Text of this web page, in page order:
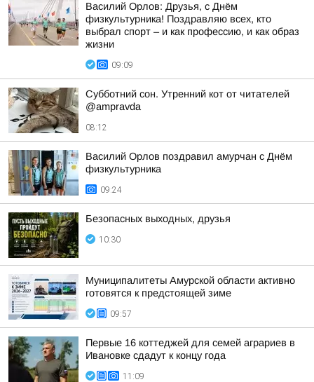
Василий Орлов: Друзья, с Днём
физкультурника! Поздравляю всех, кто
выбрал спорт – и как профессию, и как образ
жизни
09:09
Субботний сон. Утренний кот от читателей
@ampravda
08:12
Василий Орлов поздравил амурчан с Днём
физкультурника
09:24
Безопасных выходных, друзья
10:30
Муниципалитеты Амурской области активно
готовятся к предстоящей зиме
09:57
Первые 16 коттеджей для семей аграриев в
Ивановке сдадут к концу года
11:09